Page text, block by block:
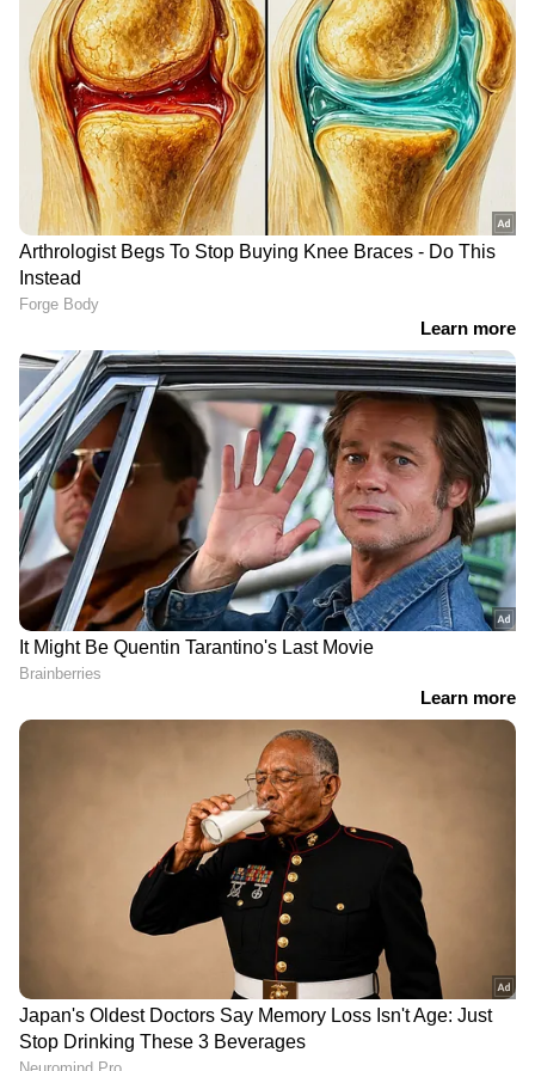
പരമ്പരാഗത വസ്ത്രങ്ങളണിഞ്ഞ്
പാര്‍ലമെന്റിന്റെ സെനറ്റ് ചേംബറില്‍ എത്തിയ
രണ്ട് ആദിവാസി വനിതാ നേതാക്കളാണ്
ചരിത്രപ്രധാനമായ ഈ നിയമം അവതരിപ്പിച്ചത്.
അവരില്‍ ഒരാളായ,
നിരോധനം നീക്കണമെന്നാവശ്യപ്പെട്ടുള്ള
ബിൽ തള്ളി, ഗാംബിയയിൽ സ്ത്രീകളിലെ
ചേലാകർമ്മത്തിനുള്ള നിരോധനം തുടരും
വീടിനു ചുറ്റും ഭയന്നോടിയ 10
വയസ്സുകാരിയെ വലിച്ചിഴച്ച് ബലാല്‍സംഗം
ചെയ്തു ഭര്‍ത്താവ്!
പ്രസിദ്ധീകരിച്ച ലോക്ക്ഡൗണ്‍ ഡേയ്സ്: അടഞ്ഞ
ലോകത്തിന്റെ ആത്മകഥ ആദ്യ പുസ്തകം. ഇ
മെയില്‍: rasheed@asianetnews.in
DOWNLOAD APP
ഇന്ത്യയിലെയും ലോകമെമ്പാടുമുള്ള എല്ലാ
International Newsഅറിയാൻ എപ്പോഴും
ഏഷ്യാനെറ്റ് ന്യൂസ് വാർത്തകൾ. Malayalam
Live News
തത്സമയ അപ്‌ഡേറ്റുകളും
ആഴത്തിലുള്ള വിശകലനവും സമഗ്രമായ
റിപ്പോർട്ടിംഗും — എല്ലാം ഒരൊറ്റ സ്ഥലത്ത്.
ഏത് സമയത്തും, എവിടെയും
വിശ്വസനീയമായ വാർത്തകൾ ലഭിക്കാൻ
Asianet News Malayalam